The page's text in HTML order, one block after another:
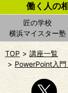
働く人の
匠の学校
横浜マイスター塾
TOP
講座一覧
PowerPoint